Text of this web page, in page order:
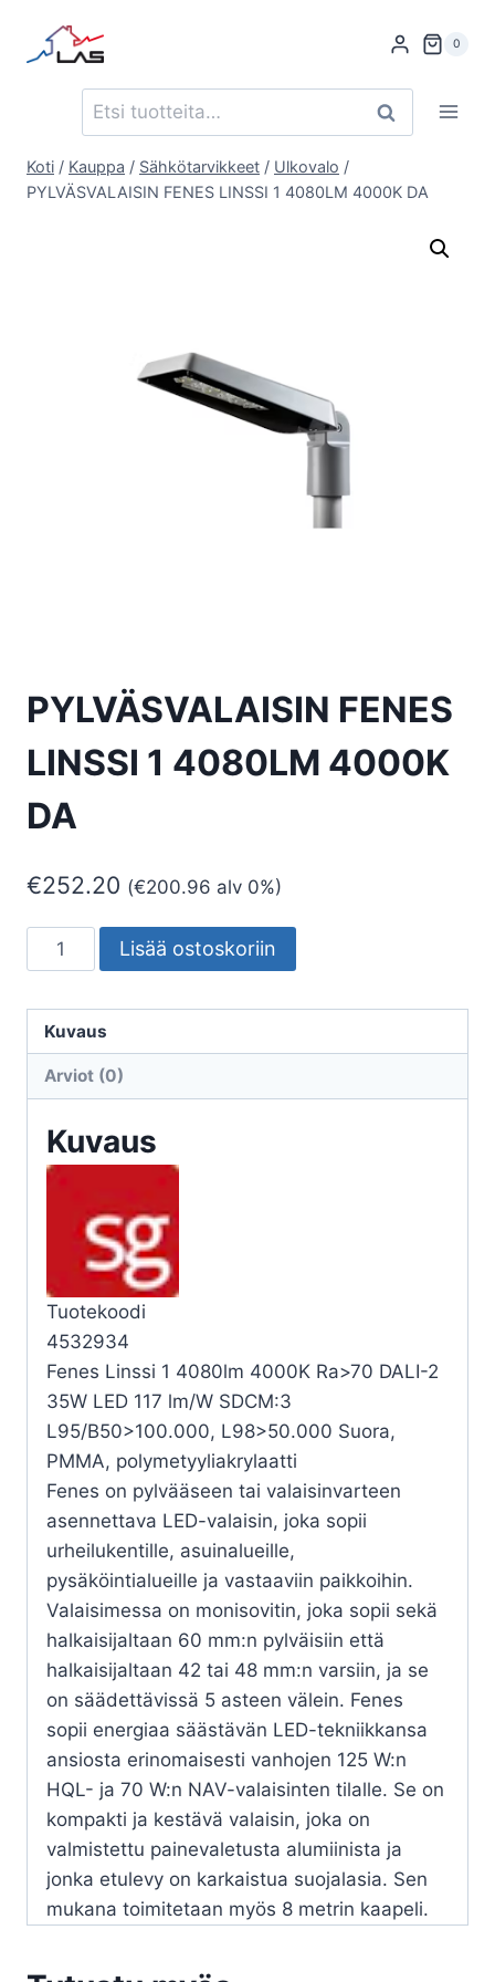
sisältöön
0
Etsi: Haku
Koti / Kauppa / Sähkötarvikkeet / Ulkovalo /
PYLVÄSVALAISIN FENES LINSSI 1 4080LM 4000K DA
PYLVÄSVALAISIN FENES
LINSSI 1 4080LM 4000K
DA
€252.20 (€200.96 alv 0%)
PYLVÄSVALAISIN
FENES
4080LM
määrä
Lisää ostoskoriin
Kuvaus
Arviot (0)
Kuvaus
Tuotekoodi
4532934
Fenes Linssi 1 4080lm 4000K Ra>70 DALI-2
35W LED 117 lm/W SDCM:3
L95/B50>100.000, L98>50.000 Suora,
PMMA, polymetyyliakrylaatti
Fenes on pylvääseen tai valaisinvarteen
asennettava LED-valaisin, joka sopii
urheilukentille, asuinalueille,
pysäköintialueille ja vastaaviin paikkoihin.
Valaisimessa on monisovitin, joka sopii sekä
halkaisijaltaan 60 mm:n pylväisiin että
halkaisijaltaan 42 tai 48 mm:n varsiin, ja se
on säädettävissä 5 asteen välein. Fenes
sopii energiaa säästävän LED-tekniikkansa
ansiosta erinomaisesti vanhojen 125 W:n
HQL- ja 70 W:n NAV-valaisinten tilalle. Se on
kompakti ja kestävä valaisin, joka on
valmistettu painevaletusta alumiinista ja
jonka etulevy on karkaistua suojalasia. Sen
mukana toimitetaan myös 8 metrin kaapeli.